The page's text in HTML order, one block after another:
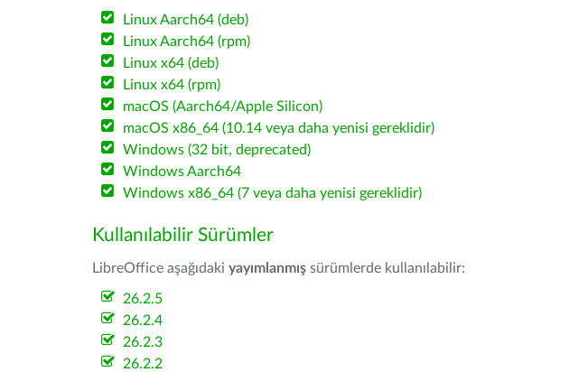
Linux Aarch64 (deb)
Linux Aarch64 (rpm)
Linux x64 (deb)
Linux x64 (rpm)
macOS (Aarch64/Apple Silicon)
macOS x86_64 (10.14 veya daha yenisi gereklidir)
Windows (32 bit, deprecated)
Windows Aarch64
Windows x86_64 (7 veya daha yenisi gereklidir)
Kullanılabilir Sürümler
LibreOffice aşağıdaki yayımlanmış sürümlerde kullanılabilir:
26.2.5
26.2.4
26.2.3
26.2.2